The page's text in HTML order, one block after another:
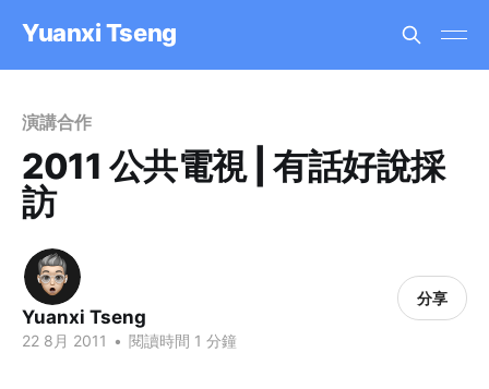
Yuanxi Tseng
演講合作
2011 公共電視 | 有話好說採
訪
Yuanxi Tseng
22 8月 2011 • 閱讀時間 1 分鐘
分享